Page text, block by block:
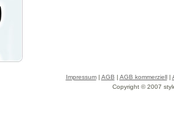
Impressum| AGB | AGB kommerziell|
Copyright © 2007